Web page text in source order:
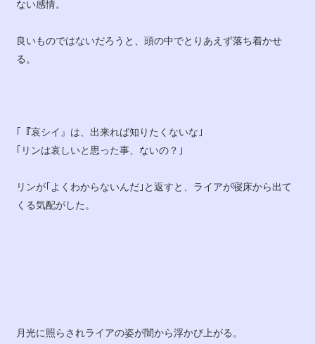
ない感情。
良いものではないだろうと、頭の中でとりあえず落ち着かせ
る。
｢『哀シイ』は、出来れば知りたくないな｣
｢リンは哀しいと思った事、ないの？｣
リンが｢よくわからないんだ｣と返すと、ライアが寝床から出て
くる気配がした。
月光に照らされライアの姿が闇から浮かび上がる。